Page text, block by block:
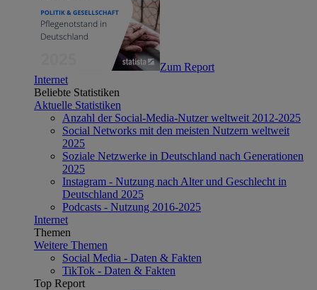
Zum Report
Internet
Beliebte Statistiken
Aktuelle Statistiken
Anzahl der Social-Media-Nutzer weltweit 2012-2025
Social Networks mit den meisten Nutzern weltweit
2025
Soziale Netzwerke in Deutschland nach Generationen
2025
Instagram - Nutzung nach Alter und Geschlecht in
Deutschland 2025
Podcasts - Nutzung 2016-2025
Internet
Themen
Weitere Themen
Social Media - Daten & Fakten
TikTok - Daten & Fakten
Top Report